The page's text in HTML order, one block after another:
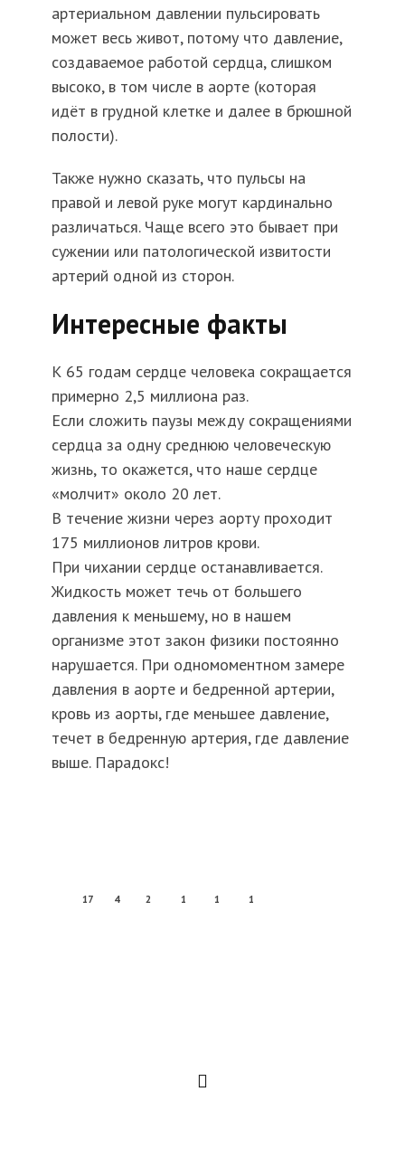
артериальном давлении пульсировать
может весь живот, потому что давление,
создаваемое работой сердца, слишком
высоко, в том числе в аорте (которая
идёт в грудной клетке и далее в брюшной
полости).
Также нужно сказать, что пульсы на
правой и левой руке могут кардинально
различаться. Чаще всего это бывает при
сужении или патологической извитости
артерий одной из сторон.
Интересные факты
К 65 годам сердце человека сокращается
примерно 2,5 миллиона раз.
Если сложить паузы между сокращениями
сердца за одну среднюю человеческую
жизнь, то окажется, что наше сердце
«молчит» около 20 лет.
В течение жизни через аорту проходит
175 миллионов литров крови.
При чихании сердце останавливается.
Жидкость может течь от большего
давления к меньшему, но в нашем
организме этот закон физики постоянно
нарушается. При одномоментном замере
давления в аорте и бедренной артерии,
кровь из аорты, где меньшее давление,
течет в бедренную артерия, где давление
выше. Парадокс!
17 4 2 1 1 1